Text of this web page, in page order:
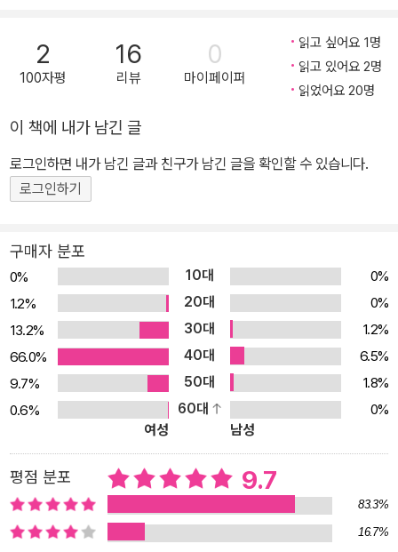
아줌마 말이 맞으면 어쩌지? 슬그머니 걱정이 되었다.
고, 아이들만 들어갈 수 있다면? 생각만 해도 짜릿한 해방감이 느껴
질 것이다. 《세상에 없는 가게》는 아이들이 평소에 바라고 상상했던
것들을 현실에 실현해 주는 ‘신비한 가게’에서 일어난 한바탕 소동을
마다 메뉴가 변하고, 눈앞에서 간판이 스르륵 바뀌는 일이 아무렇지
도 않게 일어난다. 일단 눈에 한번 띄면 도저히 외면할 수가 없는 마력
의 가게라고나 할까? 어릴 때 아토피를 앓으면서 고생한 적이 있는
다. 더 이상 예전처럼 아프지도 힘들지도 않은데, 엄마가 라면이나 치
킨, 과자 같은 걸 입에 대지도 못하게 해서다. 그런 환이 앞에 ‘그 가
게’가 불쑥 나타난다. 가게는 환이의 마음속에 들어왔다 나가기라도
한 것처럼, 어느 날에는 라면집이었다가 치킨집, 분식집, 과자 가게로
변화무쌍하게 변신한다. 생선 가게 앞을 그냥 지나치지 못하는 고양
이처럼, 환이는 엄마 몰래 그 가게를 들락거리는 데 재미를 붙이게 되
지만 그럴수록 점점 가게를 벗어나기가 어려워지는데……. 이렇듯 이
작품은 아이들의 억눌린 욕망과 솔직한 마음을 현실과 환상의 경계를
자유롭게 넘나드는 이야기 속에 속도감 있게 담아냈다. 이를 통해 아
이를 이해하고 좋은 방향으로 이끌기 위한 어른들의 사랑 방식과 노
력이, 아이들에게는 오히려 억압으로 느껴질 수도 있다는 사려 깊은
성찰을 설득력 있게 전한다. 억눌린 마음 때문에 고단한 아이들의 스
펙타클 먹방 판타지! 환이는 한창 먹고 싶은 게 많을 나이지만, 아토피
2
100자평
16
리뷰
0
마이페이퍼
읽고 싶어요 1명
읽고 있어요 2명
읽었어요 20명
이 책에 내가 남긴 글
로그인하면 내가 남긴 글과 친구가 남긴 글을 확인할 수 있습니다.
로그인하기
구매자 분포
0% 10대
0%
1.2%
20대
0%
13.2%
30대
1.2%
66.0%
40대
6.5%
9.7%
50대
1.8%
0.6%
60대
0%
여성
남성
평점 분포 9.7
83.3%
16.7%